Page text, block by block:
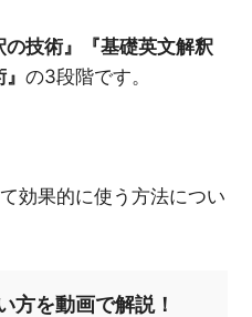
の技術』『基礎英文解釈
』の3段階です。
効果的に使う方法につい
方を動画で解説！